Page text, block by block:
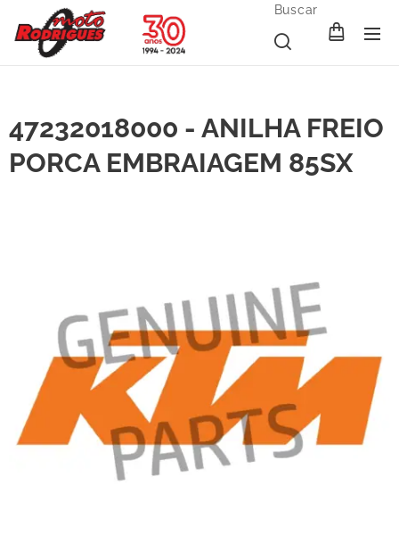
Buscar
47232018000 - ANILHA FREIO
PORCA EMBRAIAGEM 85SX